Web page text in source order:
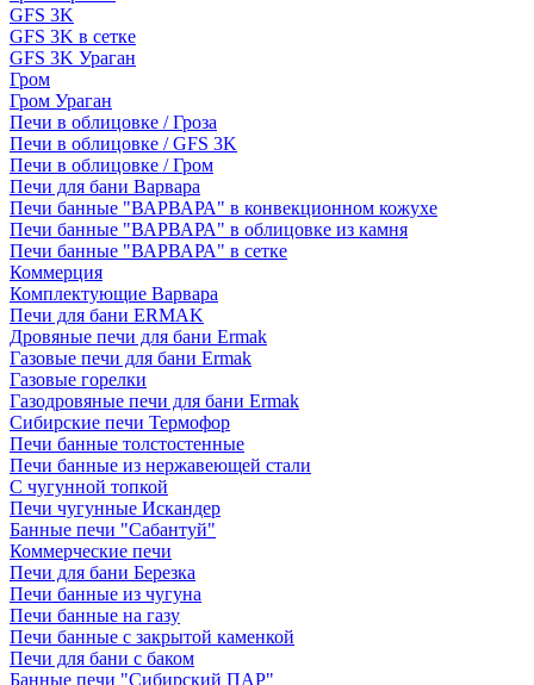
GFS 3K
GFS 3K в сетке
GFS 3K Ураган
Гром
Гром Ураган
Печи в облицовке / Гроза
Печи в облицовке / GFS 3K
Печи в облицовке / Гром
Печи для бани Варвара
Печи банные "ВАРВАРА" в конвекционном кожухе
Печи банные "ВАРВАРА" в облицовке из камня
Печи банные "ВАРВАРА" в сетке
Коммерция
Комплектующие Варвара
Печи для бани ERMAK
Дровяные печи для бани Ermak
Газовые печи для бани Ermak
Газовые горелки
Газодровяные печи для бани Ermak
Сибирские печи Термофор
Печи банные толстостенные
Печи банные из нержавеющей стали
С чугунной топкой
Печи чугунные Искандер
Банные печи "Сабантуй"
Коммерческие печи
Печи для бани Березка
Печи банные из чугуна
Печи банные на газу
Печи банные с закрытой каменкой
Печи для бани с баком
Банные печи "Сибирский ПАР"